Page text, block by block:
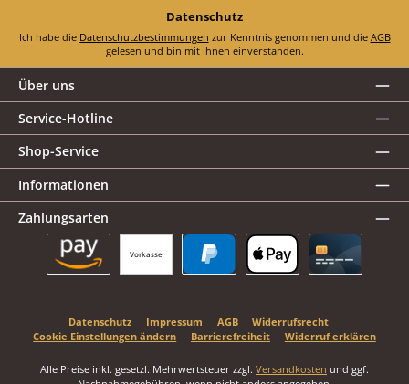
Datenschutz
Ich habe die Datenschutzbestimmungen zur Kenntnis genommen und die AGB
gelesen und bin mit ihnen einverstanden.
Über uns
Service-Hotline
Shop-Service
Informationen
Zahlungsarten
Vorkasse
Datenschutz Impressum AGB
Widerrufsrecht
Cookie Einstellungen ändern
Barrierefreiheit Widerruf erklären
Alle Preise inkl. gesetzl. Mehrwertsteuer zzgl. Versandkosten und ggf.